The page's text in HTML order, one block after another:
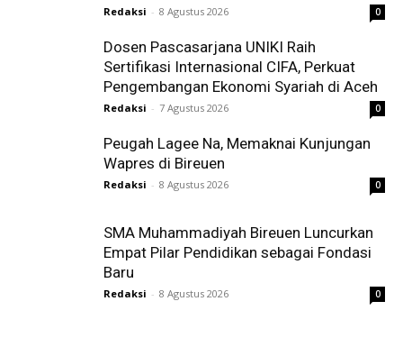
Redaksi - 8 Agustus 2026 0
Dosen Pascasarjana UNIKI Raih
Sertifikasi Internasional CIFA, Perkuat
Pengembangan Ekonomi Syariah di Aceh
Redaksi - 7 Agustus 2026 0
Peugah Lagee Na, Memaknai Kunjungan
Wapres di Bireuen
Redaksi - 8 Agustus 2026 0
SMA Muhammadiyah Bireuen Luncurkan
Empat Pilar Pendidikan sebagai Fondasi
Baru
Redaksi - 8 Agustus 2026 0